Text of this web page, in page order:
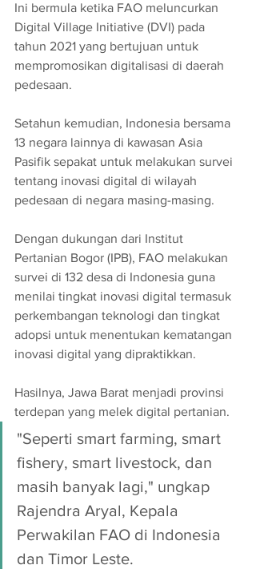
Ini bermula ketika FAO meluncurkan
Digital Village Initiative (DVI) pada
tahun 2021 yang bertujuan untuk
mempromosikan digitalisasi di daerah
pedesaan.
Setahun kemudian, Indonesia bersama
13 negara lainnya di kawasan Asia
Pasifik sepakat untuk melakukan survei
tentang inovasi digital di wilayah
pedesaan di negara masing-masing.
Dengan dukungan dari Institut
Pertanian Bogor (IPB), FAO melakukan
survei di 132 desa di Indonesia guna
menilai tingkat inovasi digital termasuk
perkembangan teknologi dan tingkat
adopsi untuk menentukan kematangan
inovasi digital yang dipraktikkan.
Hasilnya, Jawa Barat menjadi provinsi
terdepan yang melek digital pertanian.
"Seperti smart farming, smart
fishery, smart livestock, dan
masih banyak lagi," ungkap
Rajendra Aryal, Kepala
Perwakilan FAO di Indonesia
dan Timor Leste.